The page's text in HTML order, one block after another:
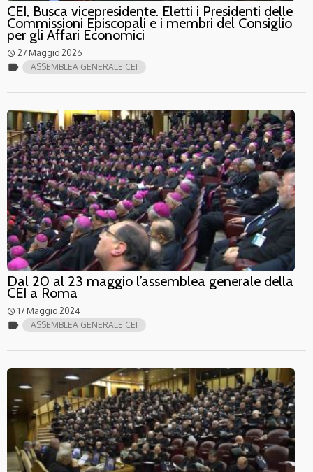
CEI, Busca vicepresidente. Eletti i Presidenti delle
Commissioni Episcopali e i membri del Consiglio
per gli Affari Economici
access_time 27 Maggio 2026
label ASSEMBLEA GENERALE CEI
Dal 20 al 23 maggio l’assemblea generale della
CEI a Roma
access_time 17 Maggio 2024
label ASSEMBLEA GENERALE CEI